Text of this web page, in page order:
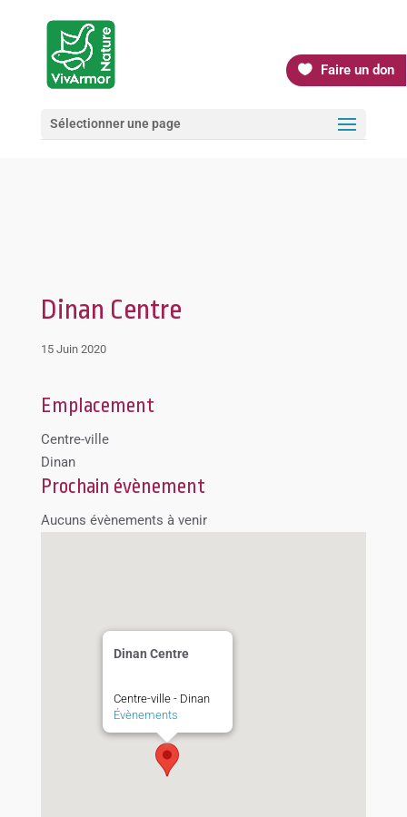
Faire un don
Sélectionner une page
Dinan Centre
15 Juin 2020
Emplacement
Centre-ville
Dinan
Prochain évènement
Aucuns évènements à venir
Dinan Centre
Centre-ville - Dinan
Évènements